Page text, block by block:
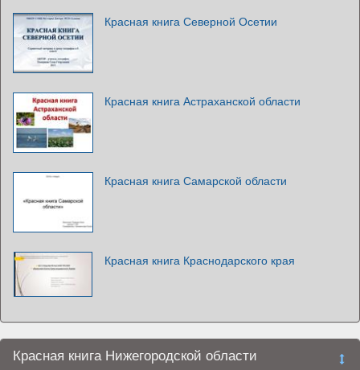
Красная книга Северной Осетии
Красная книга Астраханской области
Красная книга Самарской области
Красная книга Краснодарского края
Красная книга Нижегородской области